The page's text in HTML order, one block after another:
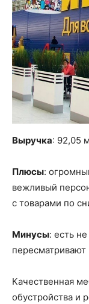
Выручка: 92,05
Плюсы:
вежливый
с товарами по
Минусы: есть
Качественная
обустройства и